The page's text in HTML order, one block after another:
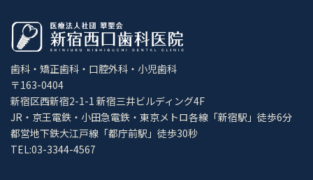
歯科・矯正歯科・口腔外科・小児歯科
〒163-0404
新宿区西新宿2-1-1 新宿三井ビルディング4F
JR・京王電鉄・小田急電鉄・東京メトロ各線「新宿駅」徒歩6分
都営地下鉄大江戸線「都庁前駅」徒歩30秒
TEL:03-3344-4567